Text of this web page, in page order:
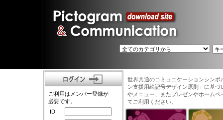
ご利用はメンバー登録が
必要です。
ID
世界共通のコミュニケーションシン
ン支援用絵記号デザイン原則」に基
やメニュー、またプレゼンやホーム
てご利用ください。